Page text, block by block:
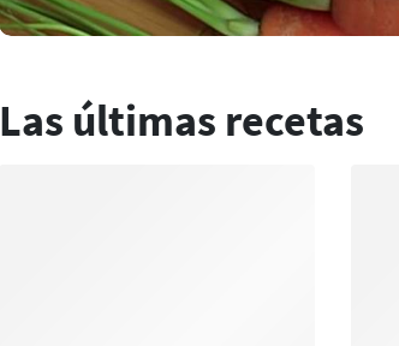
Las últimas recetas